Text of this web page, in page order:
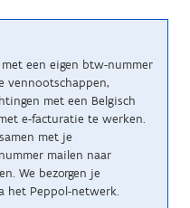
een eigen btw-nummer
vennootschappen,
met een Belgisch
e-facturatie te werken.
met je
mailen naar
We bezorgen je
het Peppol-netwerk.